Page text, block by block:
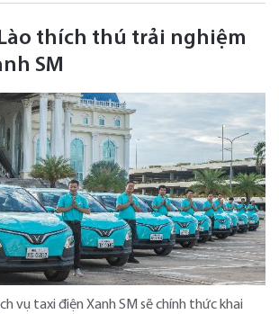
thích thú trải nghiệm
SM
vụ taxi điện Xanh SM sẽ chính thức khai